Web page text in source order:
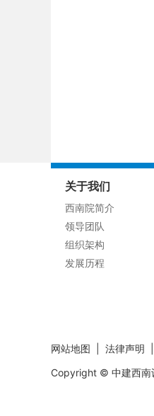
关于我们
西南院简介
领导团队
组织架构
发展历程
网站地图 法律声明
Copyright © 中建西南